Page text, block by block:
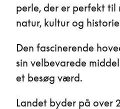
perle, der er perfekt til
natur, kultur og
Den fascinerende
sin velbevarede
et besøg værd.
Landet byder på over